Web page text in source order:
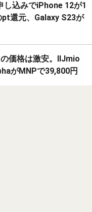
し込みでiPhone 12が1
pt還元、Galaxy S23が
価格は激安。IIJmio
がMNPで39,800円